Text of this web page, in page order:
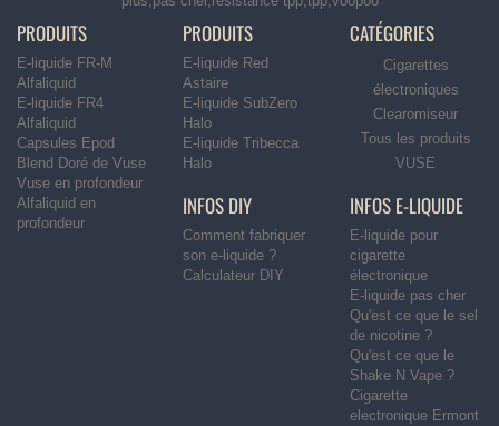
PRODUITS
E-liquide FR-M
Alfaliquid
E-liquide FR4
Alfaliquid
Capsules Epod
Blend Doré de Vuse
Vuse en profondeur
Alfaliquid en
profondeur
PRODUITS
E-liquide Red
Astaire
E-liquide SubZero
Halo
E-liquide Tribecca
Halo
CATÉGORIES
Cigarettes
électroniques
Clearomiseur
Tous les produits
VUSE
INFOS DIY
Comment fabriquer
son e-liquide ?
Calculateur DIY
INFOS E-LIQUIDE
E-liquide pour
cigarette
électronique
E-liquide pas cher
Qu'est ce que le sel
de nicotine ?
Qu'est ce que le
Shake N Vape ?
Cigarette
electronique Ermont